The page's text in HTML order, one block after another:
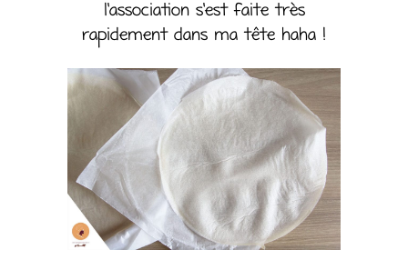
l’association s’est faite très
rapidement dans ma tête haha !